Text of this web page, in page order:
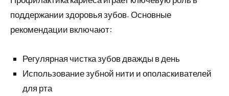
поддержании здоровья зубов. Основные
рекомендации включают:
Регулярная чистка зубов дважды в день
Использование зубной нити и ополаскивателей
для рта